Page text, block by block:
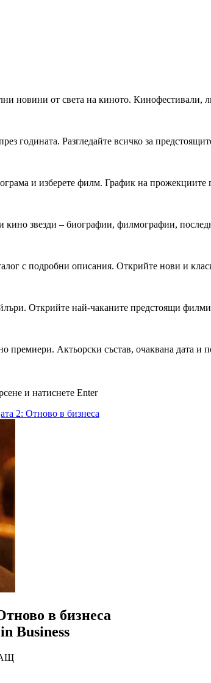
новини от света на киното.
годината. Разгледайте всичко за
и изберете филм. График на
кино звезди – биографии, филмографии,
с подробни описания. Открийте нови и
Открийте най-чаканите предстоящи
премиери. Актьорски състав, очаквана дата и
и натиснете Enter
2: Отново в бизнеса
в бизнеса
Business